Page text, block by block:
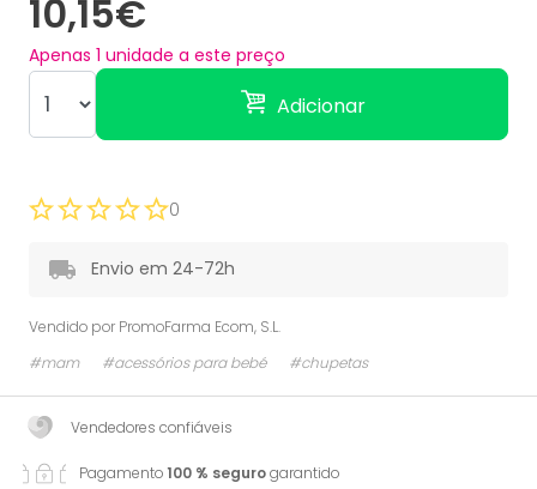
10,15€
Apenas 1 unidade a este preço
Adicionar
0
Envio em 24-72h
Vendido por PromoFarma Ecom, S.L.
#mam
#acessórios para bebé #chupetas
Vendedores confiáveis
Pagamento100 % segurogarantido